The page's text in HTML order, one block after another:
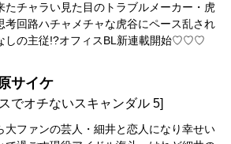
たチャラい見た目のトラブルメーカー・虎
考回路ハチャメチャな虎谷にペース乱され
しの主従!?オフィスBL新連載開始♡♡♡
サイケ
でオチないスキャンダル 5]
大ファンの芸人・細井と恋人になり幸せい